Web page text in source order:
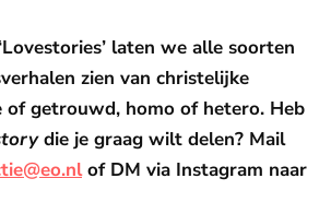
laten we alle soorten
zien van christelijke
of getrouwd, homo of hetero. Heb
die je graag wilt delen? Mail
of DM via Instagram naar